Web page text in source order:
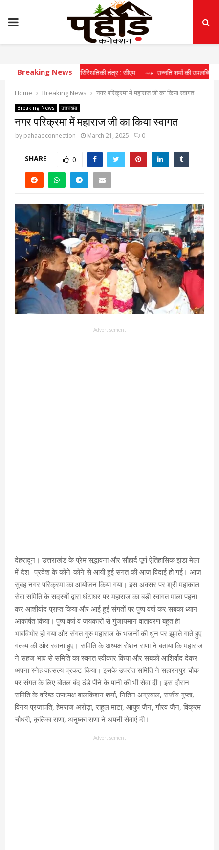
PRIMARY
MENU
Breaking News
दीर्घकालिक खेल पारिस्थितिकी तंत्र : सीएम ⇝ उन्नति शर्मा की उपलब्धि खिलाड़ियों के
Home Breaking News नगर परिक्रमा में महाराज जी का किया स्वागत
Breaking News उत्तराखंड
नगर परिक्रमा में महाराज जी का किया स्वागत
by pahaadconnection March 21, 2025 0
SHARE 0
Advertisement
देहरादून। उत्तराखंड के प्रेम सद्भावना और सौहार्द पूर्ण ऐतिहासिक झंडा मेला
में देश -प्रदेश के कोने-कोने से आयी हुई संगत की आज विदाई हो गई। आज
सुबह नगर परिक्रमा का आयोजन किया गया। इस अवसर पर श्री महाकाल
सेवा समिति के सदस्यों द्वारा घंटाघर पर महाराज का बड़ी स्वागत माला पहना
कर आशीर्वाद प्राप्त किया और आई हुई संगतों पर पुष्प वर्षा कर सबका ध्यान
आकर्षित किया। पुष्प वर्षा व जयकारों से गुंजायमान वातावरण बहुत ही
भावविभोर हो गया और संगत गुरु महाराज के भजनों की धुन पर झूमते गाते हुए
गंतव्य की ओर रवाना हुए। समिति के अध्यक्ष रोशन राणा ने बताया कि महाराज
ने सहज भाव से समिति का स्वगत स्वीकार किया और सबको आशिर्वाद देकर
अपना स्नेह वात्सल्य प्रकट किया। इसके उपरांत समिति ने सहारनपुर चौक
पर संगत के लिए बोतल बंद ठंडे पीने के पानी की भी सेवा दी। इस दौरान
समिति के वरिष्ठ उपाध्यक्ष बालकिशन शर्मा, नितिन अग्रवाल, संजीव गुप्ता,
विनय प्रजापति, हेमराज अरोड़ा, राहुल माटा, आयुष जैन, गौरव जैन, विक्रम
चौधरी, कृतिका राणा, अनुष्का राणा ने अपनी सेवाएं दी।
Advertisement